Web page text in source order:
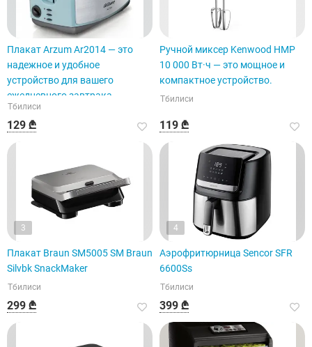
Плакат Arzum Ar2014 — это
надежное и удобное
устройство для вашего
ежедневного завтрака.
Тбилиси
129 ₾
Ручной миксер Kenwood HMP
10 000 Вт·ч — это мощное и
компактное устройство.
Тбилиси
119 ₾
3
Плакат Braun SM5005 SM Braun
Silvbk SnackMaker
Тбилиси
299 ₾
4
Аэрофритюрница Sencor SFR
6600Ss
Тбилиси
399 ₾